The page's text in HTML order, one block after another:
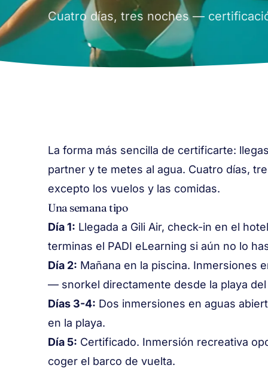
Cuatro días, tres noches —
La forma más sencilla de certificarte:
partner y te metes al agua. Cuatro días,
excepto los vuelos y las comidas.
Una semana tipo
Día 1: Llegada a Gili Air, check-in en el
terminas el PADI eLearning si aún no lo
Día 2: Mañana en la piscina. Inmersiones
— snorkel directamente desde la playa del
Días 3-4: Dos inmersiones en aguas
en la playa.
Día 5: Certificado. Inmersión recreativa
coger el barco de vuelta.